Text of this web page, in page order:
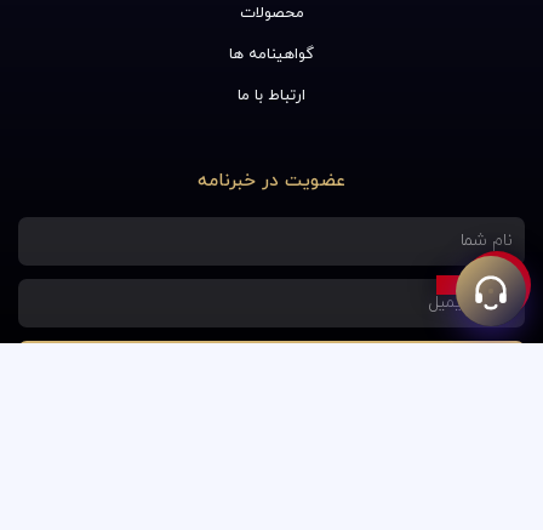
محصولات
گواهینامه ها
ارتباط با ما
عضویت در خبرنامه
آدرس
ایمیل